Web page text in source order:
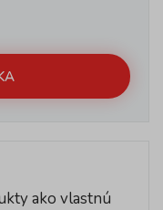
ako vlastnú